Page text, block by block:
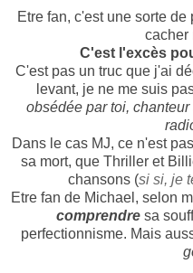
Etre fan, c'est une sorte
cacher
C'est l'excès
C'est pas un truc que j'ai
levant, je ne me suis
obsédée par toi,
Dans le cas MJ, ce n'est
sa mort, que Thriller et
chansons (si si, je
Etre fan de Michael, selon
comprendre sa
perfectionnisme. Mais